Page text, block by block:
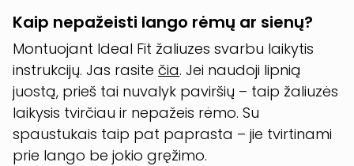
Kaip nepažeisti lango rėmų ar sienų?
Montuojant Ideal Fit žaliuzes svarbu laikytis
instrukcijų. Jas rasite čia. Jei naudoji lipnią
juostą, prieš tai nuvalyk paviršių – taip žaliuzės
laikysis tvirčiau ir nepažeis rėmo. Su
spaustukais taip pat paprasta – jie tvirtinami
prie lango be jokio gręžimo.